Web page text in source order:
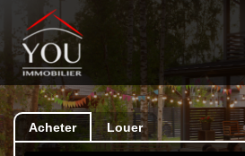
Acheter Louer